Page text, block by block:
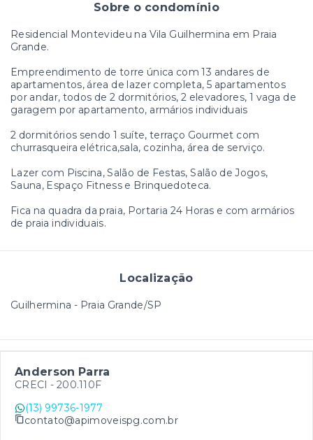
Sobre o condomínio
Residencial Montevideu na Vila Guilhermina em Praia
Grande.
Empreendimento de torre única com 13 andares de
apartamentos, área de lazer completa, 5 apartamentos
por andar, todos de 2 dormitórios, 2 elevadores, 1 vaga de
garagem por apartamento, armários individuais
2 dormitórios sendo 1 suíte, terraço Gourmet com
churrasqueira elétrica,sala, cozinha, área de serviço.
Lazer com Piscina, Salão de Festas, Salão de Jogos,
Sauna, Espaço Fitness e Brinquedoteca.
Fica na quadra da praia, Portaria 24 Horas e com armários
de praia individuais.
Localização
Guilhermina - Praia Grande/SP
Anderson Parra
CRECI - 200.110F
(13) 99736-1977
contato@apimoveispg.com.br